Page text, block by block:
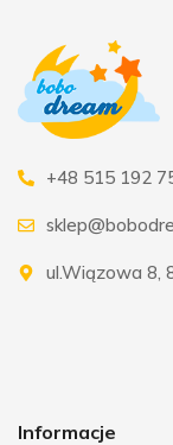
+48 515 192
ul.Wiązowa 8,
Informacje